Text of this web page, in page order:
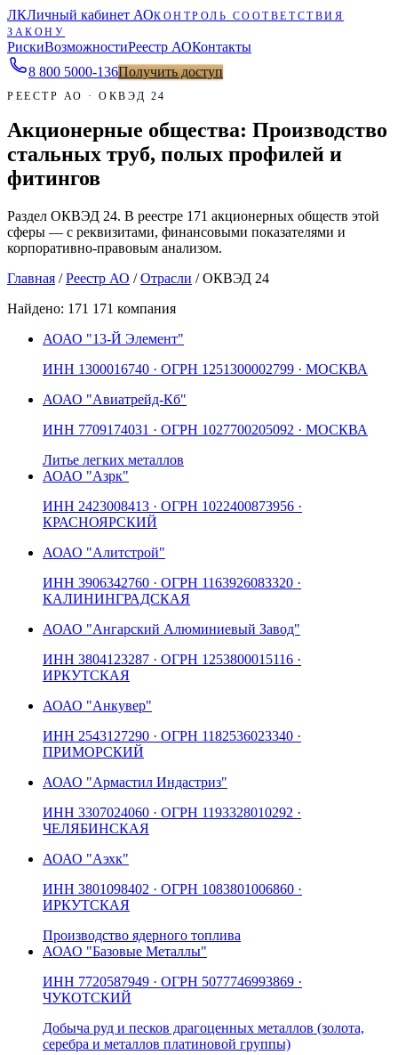
ЛКЛичный кабинет АОКОНТРОЛЬ СООТВЕТСТВИЯ
ЗАКОНУ
РискиВозможностиРеестр АОКонтакты
8 800 5000-136Получить доступ
РЕЕСТР АО · ОКВЭД 24
Акционерные общества: Производство
стальных труб, полых профилей и
фитингов
Раздел ОКВЭД 24. В реестре 171 акционерных обществ этой
сферы — с реквизитами, финансовыми показателями и
корпоративно-правовым анализом.
Главная /Реестр АО /Отрасли /ОКВЭД 24
Найдено: 171 171 компания
АОАО "13-Й Элемент"
ИНН 1300016740 · ОГРН 1251300002799 · МОСКВА
АОАО "Авиатрейд-Кб"
ИНН 7709174031 · ОГРН 1027700205092 · МОСКВА
Литье легких металлов
АОАО "Азрк"
ИНН 2423008413 · ОГРН 1022400873956 ·
КРАСНОЯРСКИЙ
АОАО "Алитстрой"
ИНН 3906342760 · ОГРН 1163926083320 ·
КАЛИНИНГРАДСКАЯ
АОАО "Ангарский Алюминиевый Завод"
ИНН 3804123287 · ОГРН 1253800015116 ·
ИРКУТСКАЯ
АОАО "Анкувер"
ИНН 2543127290 · ОГРН 1182536023340 ·
ПРИМОРСКИЙ
АОАО "Армастил Индастриз"
ИНН 3307024060 · ОГРН 1193328010292 ·
ЧЕЛЯБИНСКАЯ
АОАО "Аэхк"
ИНН 3801098402 · ОГРН 1083801006860 ·
ИРКУТСКАЯ
Производство ядерного топлива
АОАО "Базовые Металлы"
ИНН 7720587949 · ОГРН 5077746993869 ·
ЧУКОТСКИЙ
Добыча руд и песков драгоценных металлов (золота,
серебра и металлов платиновой группы)